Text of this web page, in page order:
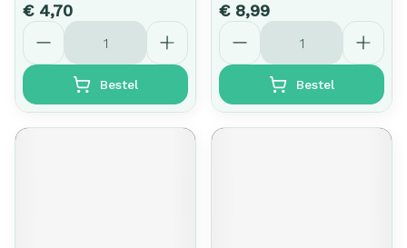
€ 4,70
Aantal
Bestel
€ 8,99
Aantal
Bestel